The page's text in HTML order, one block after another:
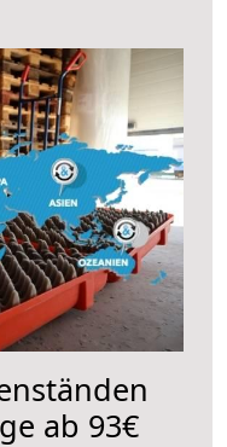
ab 93€